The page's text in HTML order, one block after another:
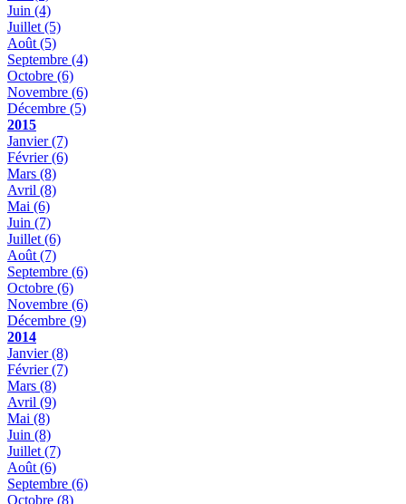
Juin (4)
Juillet (5)
Août (5)
Septembre (4)
Octobre (6)
Novembre (6)
Décembre (5)
2015
Janvier(7)
Février(6)
Mars (8)
Avril (8)
Mai (6)
Juin (7)
Juillet (6)
Août (7)
Septembre (6)
Octobre (6)
Novembre (6)
Décembre (9)
2014
Janvier(8)
Février(7)
Mars (8)
Avril (9)
Mai (8)
Juin (8)
Juillet (7)
Août (6)
Septembre (6)
Octobre (8)